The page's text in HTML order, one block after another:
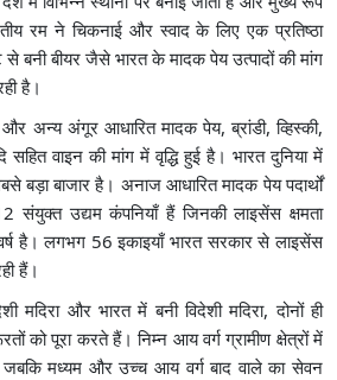
रम ने चिकनाई और स्वाद के लिए एक प्रतिष्ठा
बनी बीयर जैसे भारत के मादक पेय उत्पादों की मांग
है।
और अन्य अंगूर आधारित मादक पेय, ब्रांडी, व्हिस्की,
वाइन की मांग में वृद्धि हुई है। भारत दुनिया में
बड़ा बाजार है। अनाज आधारित मादक पेय पदार्थों
संयुक्त उद्यम कंपनियाँ हैं जिनकी लाइसेंस क्षमता
है। लगभग 56 इकाइयाँ भारत सरकार से लाइसेंस
हैं।
मदिरा और भारत में बनी विदेशी मदिरा, दोनों ही
को पूरा करते हैं। निम्न आय वर्ग ग्रामीण क्षेत्रों में
मध्यम और उच्च आय वर्ग बाद वाले का सेवन